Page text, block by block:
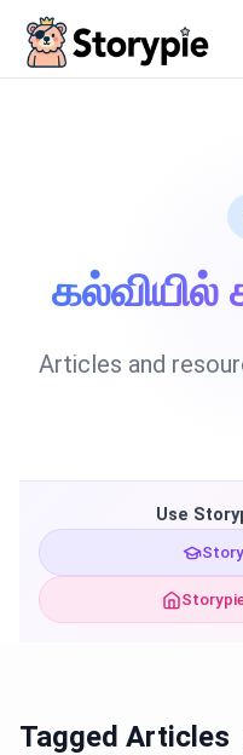
Articles and
Use
Tagged Articles